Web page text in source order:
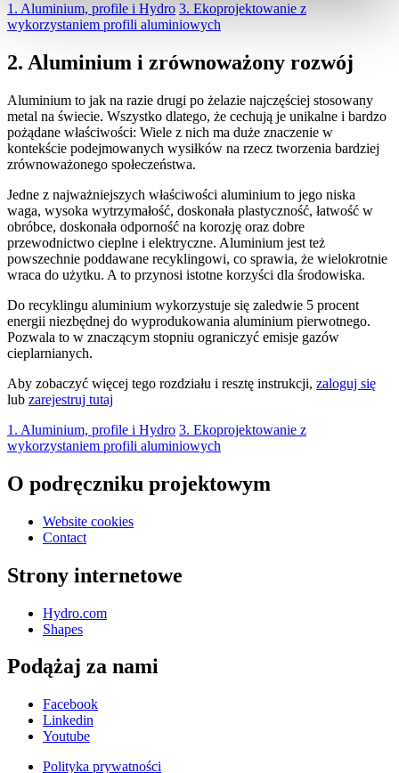
1. Aluminium, profile i Hydro 3. Ekoprojektowanie z
wykorzystaniem profili aluminiowych
2. Aluminium i zrównoważony rozwój
Aluminium to jak na razie drugi po żelazie najczęściej stosowany
metal na świecie. Wszystko dlatego, że cechują je unikalne i bardzo
pożądane właściwości: Wiele z nich ma duże znaczenie w
kontekście podejmowanych wysiłków na rzecz tworzenia bardziej
zrównoważonego społeczeństwa.
Jedne z najważniejszych właściwości aluminium to jego niska
waga, wysoka wytrzymałość, doskonała plastyczność, łatwość w
obróbce, doskonała odporność na korozję oraz dobre
przewodnictwo cieplne i elektryczne. Aluminium jest też
powszechnie poddawane recyklingowi, co sprawia, że wielokrotnie
wraca do użytku. A to przynosi istotne korzyści dla środowiska.
Do recyklingu aluminium wykorzystuje się zaledwie 5 procent
energii niezbędnej do wyprodukowania aluminium pierwotnego.
Pozwala to w znaczącym stopniu ograniczyć emisje gazów
cieplarnianych.
Aby zobaczyć więcej tego rozdziału i resztę instrukcji, zaloguj się
lub zarejestruj tutaj
1. Aluminium, profile i Hydro 3. Ekoprojektowanie z
wykorzystaniem profili aluminiowych
O podręczniku projektowym
Website cookies
Contact
Strony internetowe
Hydro.com
Shapes
Podążaj za nami
Facebook
Linkedin
Youtube
Polityka prywatności